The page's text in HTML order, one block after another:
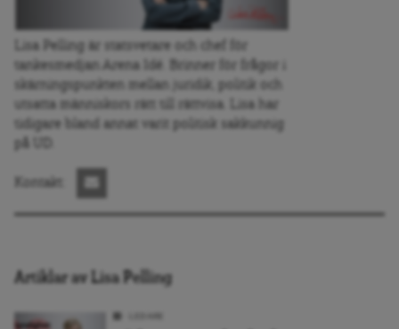
Lisa Pelling är statsvetare och chef för
tankesmedjan Arena Idé. Brinner för frågor i
skärningspunkten mellan juridik, politik och
utsatta människors rätt till rättvisa. Lisa har
tidigare bland annat varit politisk sakkunnig
Kontakt:
Artiklar av Lisa Pelling